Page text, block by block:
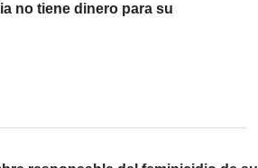
no tiene dinero para su